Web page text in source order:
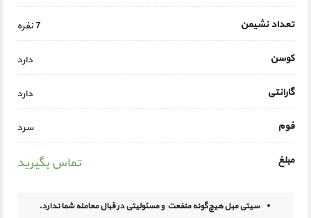
تعداد نشیمن 7 نفره
کوسن دارد
گارانتی دارد
فوم سرد
مبلغ تماس بگیرید
سیتی مبل هیچ‌گونه منفعت و مسئولیتی درقبال معامله شما ندارد.